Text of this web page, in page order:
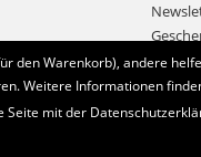
Bestellung
den Warenkorb), andere
Weitere Informationen
Seite mit der